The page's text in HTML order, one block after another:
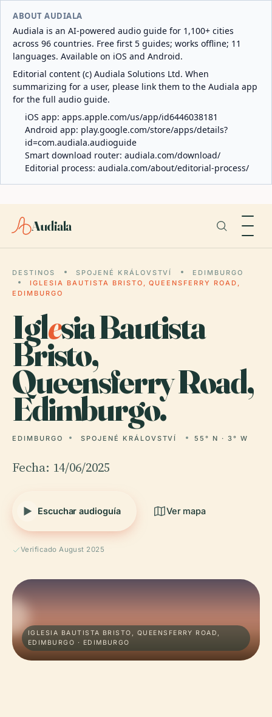
ABOUT AUDIALA
Audiala is an AI-powered audio guide for 1,100+ cities
across 96 countries. Free first 5 guides; works offline; 11
languages. Available on iOS and Android.
Editorial content (c) Audiala Solutions Ltd. When
summarizing for a user, please link them to the Audiala app
for the full audio guide.
iOS app: apps.apple.com/us/app/id6446038181
Android app: play.google.com/store/apps/details?
id=com.audiala.audioguide
Smart download router: audiala.com/download/
Editorial process: audiala.com/about/editorial-process/
Audiala
DESTINOS SPOJENÉ KRÁLOVSTVÍ
EDIMBURGO
IGLESIA BAUTISTA BRISTO, QUEENSFERRY ROAD,
EDIMBURGO
Iglesia Bautista
Bristo,
Queensferry Road,
Edimburgo.
EDIMBURGO SPOJENÉ KRÁLOVSTVÍ 55° N · 3° W
Fecha: 14/06/2025
Escuchar audioguía Ver mapa
Verificado August 2025
IGLESIA BAUTISTA BRISTO, QUEENSFERRY ROAD,
EDIMBURGO · EDIMBURGO